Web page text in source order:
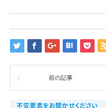
前の記事